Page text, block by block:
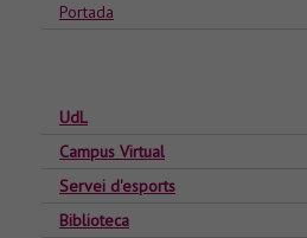
Portada
UdL
Campus Virtual
Servei d'esports
Biblioteca